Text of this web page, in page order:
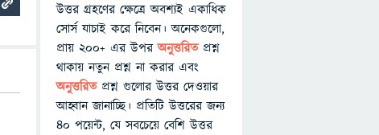
উত্তর গ্রহণের ক্ষেত্রে অবশ্যই একাধিক
সোর্স যাচাই করে নিবেন। অনেকগুলো,
প্রায় ২০০+ এর উপরঅনুত্তরিতপ্রশ্ন
থাকায় নতুন প্রশ্ন না করার এবং
অনুত্তরিত প্রশ্ন গুলোর উত্তর দেওয়ার
আহ্বান জানাচ্ছি। প্রতিটি উত্তরের জন্য
৪০ পয়েন্ট, যে সবচেয়ে বেশি উত্তর